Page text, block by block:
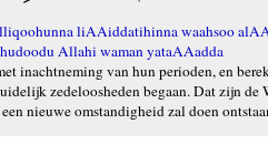
liAAiddatihinna waahsoo
Allahi waman yataAAadda
inachtneming van hun perioden, en
zedeloosheden begaan. Dat zijn
nieuwe omstandigheid zal doen